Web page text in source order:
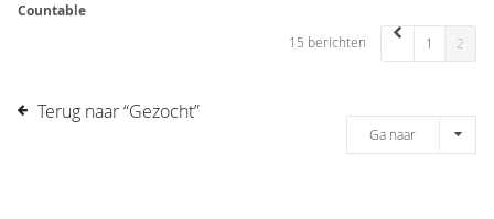
Countable
15 berichten 1 2
Terug naar “Gezocht”
Ga naar